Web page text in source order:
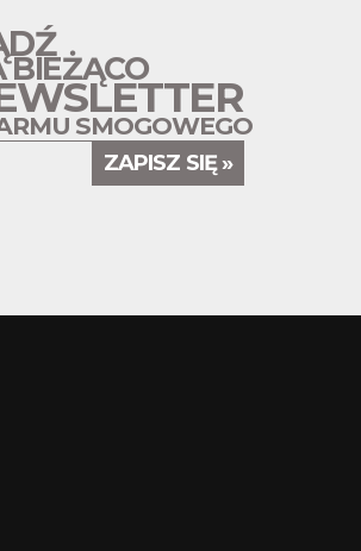
BIEŻĄCO
SMOGOWEGO
ZAPISZ SIĘ »